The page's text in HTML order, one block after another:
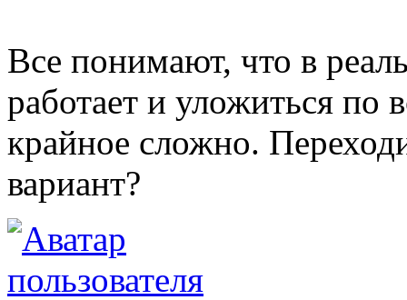
Все понимают, что в
работает и уложиться по
крайное сложно.
вариант?